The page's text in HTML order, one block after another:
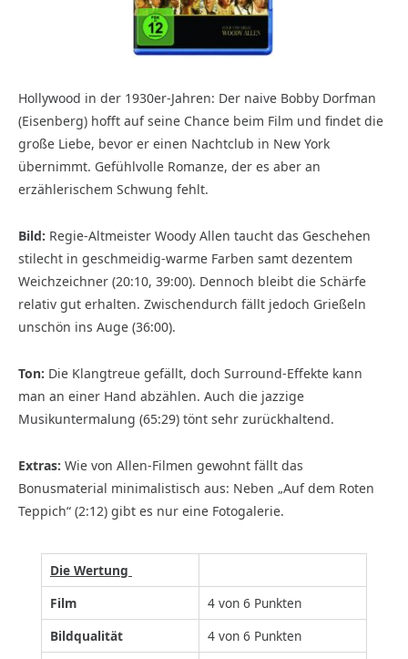
Hollywood in der 1930er-Jahren: Der naive Bobby Dorfman
(Eisenberg) hofft auf seine Chance beim Film und findet die
große Liebe, bevor er einen Nachtclub in New York
übernimmt. Gefühlvolle Romanze, der es aber an
erzählerischem Schwung fehlt.
Bild: Regie-Altmeister Woody Allen taucht das Geschehen
stilecht in geschmeidig-warme Farben samt dezentem
Weichzeichner (20:10, 39:00). Dennoch bleibt die Schärfe
relativ gut erhalten. Zwischendurch fällt jedoch Grießeln
unschön ins Auge (36:00).
Ton: Die Klangtreue gefällt, doch Surround-Effekte kann
man an einer Hand abzählen. Auch die jazzige
Musikuntermalung (65:29) tönt sehr zurückhaltend.
Extras: Wie von Allen-Filmen gewohnt fällt das
Bonusmaterial minimalistisch aus: Neben „Auf dem Roten
Teppich“ (2:12) gibt es nur eine Fotogalerie.
Die Wertung
Film
4 von 6 Punkten
Bildqualität
4 von 6 Punkten